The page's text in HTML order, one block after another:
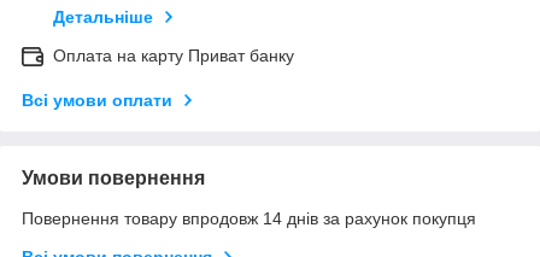
Детальніше
Оплата на карту Приват банку
Всі умови оплати
Умови повернення
Повернення товару впродовж 14 днів за рахунок покупця